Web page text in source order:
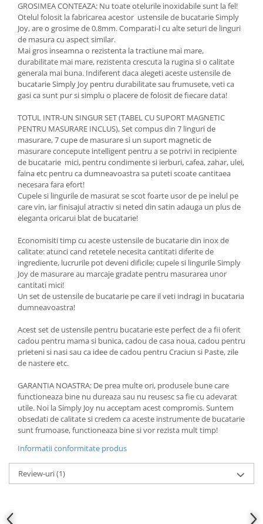
GROSIMEA CONTEAZA: Nu toate otelurile inoxidabile sunt la fel!
Otelul folosit la fabricarea acestor ustensile de bucatarie Simply
Joy, are o grosime de 0.8mm. Comparati-l cu alte seturi de linguri
de masura cu aspect similar.
Mai gros inseamna o rezistenta la tractiune mai mare,
durabilitate mai mare, rezistenta crescuta la rugina si o calitate
generala mai buna. Indiferent daca alegeti aceste ustensile de
bucatarie Simply Joy pentru durabilitate sau frumusete, veti ca
gasi ca sunt pur si simplu o placere de folosit de fiecare data!
TOTUL INTR-UN SINGUR SET (TABEL CU SUPORT MAGNETIC
PENTRU MASURARE INCLUS), Set compus din 7 linguri de
masurare, 7 cupe de masurare si un suport magnetic de
masurare concepute intelligent pentru a se potrivi in recipiente
de bucatarie mici, pentru condimente si ierburi, cafea, zahar, ulei,
faina etc pentru ca dumneavoastra sa puteti scoate cantitaea
necesara fara efort!
Cupele si lingurile de masurat se scot foarte usor de pe inelul pe
care vin, iar finisajul atractiv si neted din satin adauga un plus de
eleganta oricarui blat de bucatarie!
Economisiti timp cu aceste ustensile de bucatarie din inox de
calitate: atunci cand retetele necesita cantitati diferite de
ingrediente, lucrurile pot deveni dificile; cupele si lingurile Simply
Joy de masurare au marcaje gradate pentru masurarea unor
cantitati mici!
Un set de ustensile de bucatarie pe care il veti indragi in bucataria
dumneavoastra!
Acest set de ustensile pentru bucatarie este perfect de a fii oferit
cadou pentru mama si bunica, cadou de casa noua, cadou pentru
prieteni si nasi sau ca idee de cadou pentru Craciun si Paste, zile
de nastere etc.
GARANTIA NOASTRA: De prea multe ori, produsele bune care
functioneaza bine nu dureaza sau nu reusesc sa fie cu adevarat
utile. Noi la Simply Joy nu acceptam acest compromis. Suntem
obsedati de calitate si credem ca aceste instrumente de bucatarie
sunt frumoase, functioneaza bine si vor rezista mult timp!
Informatii conformitate produs
Review-uri(1)